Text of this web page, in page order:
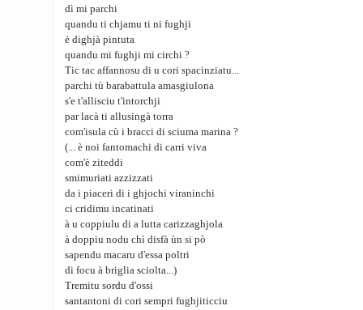
dì mi parchi
quandu ti chjamu ti ni fughji
è dighjà pintuta
quandu mi fughji mi circhi ?
Tic tac affannosu di u cori spacinziatu...
parchi tù barabattula amasgiulona
s'e t'allisciu t'intorchji
par lacà ti allusingà torra
com'isula cù i bracci di sciuma marina ?
(... è noi fantomachi di carri viva
com'è ziteddi
smimuriati azzizzati
da i piaceri di i ghjochi viraninchi
ci cridimu incatinati
à u coppiulu di a lutta carizzaghjola
à doppiu nodu chì disfà ùn si pò
sapendu macaru d'essa poltri
di focu à briglia sciolta...)
Tremitu sordu d'ossi
santantoni di cori sempri fughjiticciu